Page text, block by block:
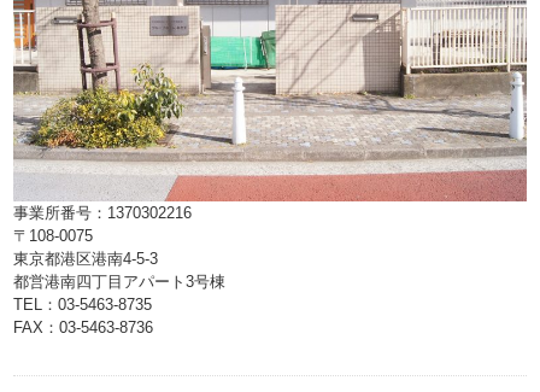
事業所番号：1370302216
〒108-0075
東京都港区港南4-5-3
都営港南四丁目アパート3号棟
TEL：03-5463-8735
FAX：03-5463-8736